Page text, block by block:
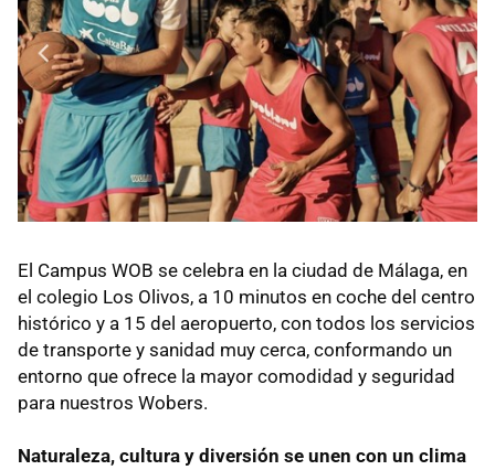
El Campus WOB se celebra en la ciudad de Málaga, en
el colegio Los Olivos, a 10 minutos en coche del centro
histórico y a 15 del aeropuerto, con todos los servicios
de transporte y sanidad muy cerca, conformando un
entorno que ofrece la mayor comodidad y seguridad
para nuestros Wobers.
Naturaleza, cultura y diversión se unen con un clima